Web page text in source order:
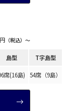
（税込）〜
島型
席(16島)
T字島型
54席（9島）